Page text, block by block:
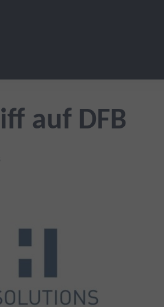
auf DFB